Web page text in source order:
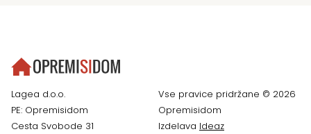
Lagea d.o.o.
PE: Opremisidom
Cesta Svobode 31
Vse pravice pridržane © 2026
Opremisidom
Izdelava Ideaz